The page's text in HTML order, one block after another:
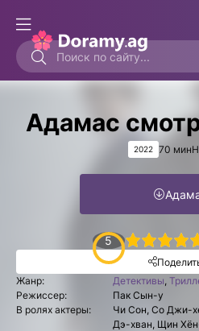
Адамас
2022 70 мин
5
4 5
Жанр:
Детективы,
Режиссер:
Пак Сын-у
В ролях актеры:
Чи Сон, Со Джи-
Дэ-хван, Щин